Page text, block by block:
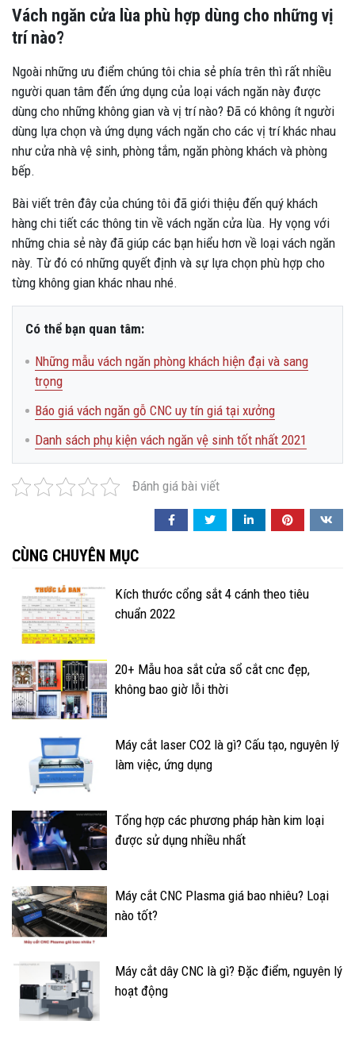
Vách ngăn cửa lùa phù hợp dùng cho những vị
trí nào?
Ngoài những ưu điểm chúng tôi chia sẻ phía trên thì rất nhiều
người quan tâm đến ứng dụng của loại vách ngăn này được
dùng cho những không gian và vị trí nào? Đã có không ít người
dùng lựa chọn và ứng dụng vách ngăn cho các vị trí khác nhau
như cửa nhà vệ sinh, phòng tắm, ngăn phòng khách và phòng
bếp.
Bài viết trên đây của chúng tôi đã giới thiệu đến quý khách
hàng chi tiết các thông tin về vách ngăn cửa lùa. Hy vọng với
những chia sẻ này đã giúp các bạn hiểu hơn về loại vách ngăn
này. Từ đó có những quyết định và sự lựa chọn phù hợp cho
từng không gian khác nhau nhé.
Có thể bạn quan tâm:
Những mẫu vách ngăn phòng khách hiện đại và sang
trọng
Báo giá vách ngăn gỗ CNC uy tín giá tại xưởng
Danh sách phụ kiện vách ngăn vệ sinh tốt nhất 2021
Đánh giá bài viết
CÙNG CHUYÊN MỤC
Kích thước cổng sắt 4 cánh theo tiêu
chuẩn 2022
20+ Mẫu hoa sắt cửa sổ cắt cnc đẹp,
không bao giờ lỗi thời
Máy cắt laser CO2 là gì? Cấu tạo, nguyên lý
làm việc, ứng dụng
Tổng hợp các phương pháp hàn kim loại
được sử dụng nhiều nhất
Máy cắt CNC Plasma giá bao nhiêu? Loại
nào tốt?
Máy cắt dây CNC là gì? Đặc điểm, nguyên lý
hoạt động